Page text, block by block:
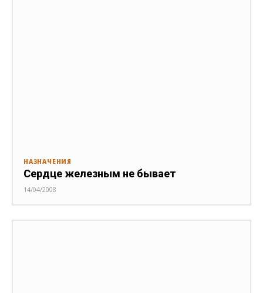
НАЗНАЧЕНИЯ
Сердце железным не бывает
14/04/2008